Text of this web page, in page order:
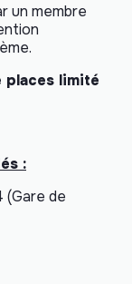
un membre
places limité
:
(Gare de